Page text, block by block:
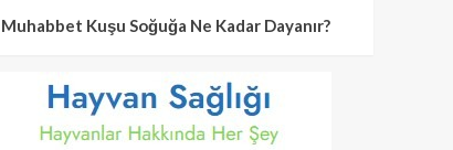
Muhabbet Kuşu Soğuğa Ne Kadar Dayanır?